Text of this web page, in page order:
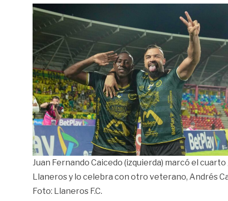
Juan Fernando Caicedo (izquierda) marcó el cuarto
Llaneros y lo celebra con otro veterano, Andrés
Foto: Llaneros F.C.